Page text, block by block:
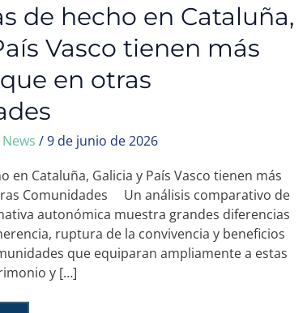
de hecho en Cataluña,
Vasco tienen más
en otras
/9 de junio de 2026
en Cataluña, Galicia y País Vasco tienen más
Comunidades Un análisis comparativo de
autonómica muestra grandes diferencias
ruptura de la convivencia y beneficios
que equiparan ampliamente a estas
y […]